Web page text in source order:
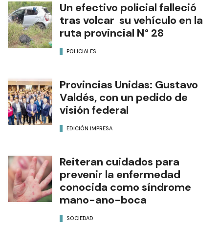
Un efectivo policial falleció
tras volcar su vehículo en la
ruta provincial N° 28
POLICIALES
Provincias Unidas: Gustavo
Valdés, con un pedido de
visión federal
EDICIÓN IMPRESA
Reiteran cuidados para
prevenir la enfermedad
conocida como síndrome
mano-ano-boca
SOCIEDAD